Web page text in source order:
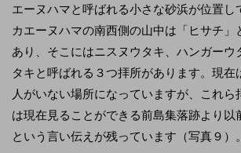
エーヌハマと呼ばれる小さな砂浜が位置し
カエーヌハマの南西側の山中は「ヒサチ」
あり、そこにはニスヌウタキ、ハンガーウ
タキと呼ばれる３つ拝所があります。現在
人がいない場所になっていますが、これら
は現在見ることができる前島集落跡より以
という言い伝えが残っています（写真９）。